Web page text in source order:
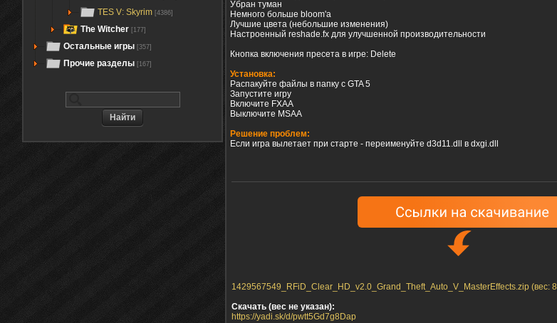
TES V: Skyrim [4386]
The Witcher [177]
Остальные игры [357]
Прочие разделы [167]
Убран туман
Немного больше bloom'а
Лучшие цвета (небольшие изменения)
Настроенный reshade.fx для улучшенной производительности
Кнопка включения пресета в игре: Delete
Установка:
Распакуйте файлы в папку с GTA 5
Запустите игру
Включите FXAA
Выключите MSAA
Решение проблем:
Если игра вылетает при старте - переименуйте d3d11.dll в dxgi.dll
1429567549_RFiD_Clear_HD_v2.0_Grand_Theft_Auto_V_MasterEffects.zip (вес:
Скачать (вес не указан):
https://yadi.sk/d/pwtt5Gd7g8Dap